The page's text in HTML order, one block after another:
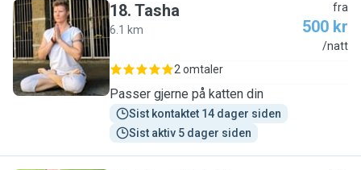
T
18. Tasha
6.1 km
fra
500 kr
/natt
2 omtaler
Passer gjerne på katten din
Sist kontaktet 14 dager siden
Sist aktiv 5 dager siden